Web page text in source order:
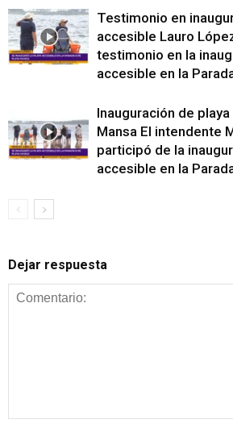
Testimonio en
accesible Lauro
testimonio en la
accesible en la
Inauguración de
Mansa El intendente
participó de la
accesible en la
Dejar respuesta